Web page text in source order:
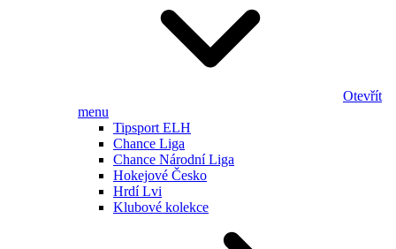
Otevřít
menu
Tipsport ELH
Chance Liga
Chance Národní Liga
Hokejové Česko
Hrdí Lvi
Klubové kolekce